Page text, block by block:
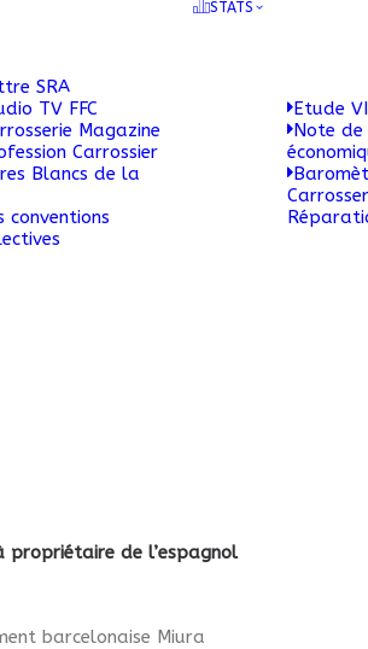
SRA
TV FFC
Magazine
Carrossier
Blancs de la
conventions
STATS
Etude
Note de
propriétaire de l’espagnol
barcelonaise Miura